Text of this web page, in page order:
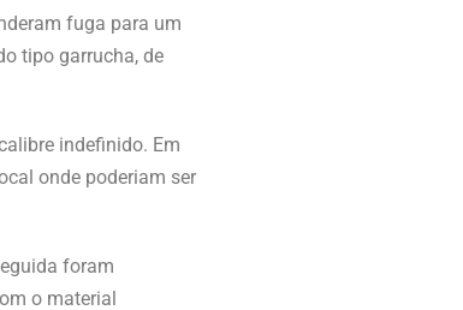
fuga para um
tipo garrucha, de
indefinido. Em
onde poderiam ser
foram
o material